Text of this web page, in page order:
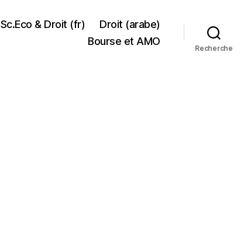
Sc.Eco & Droit (fr)
Droit (arabe)
Bourse et AMO
Recherche